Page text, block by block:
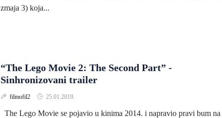
zmaja 3) koja...
“The Lego Movie 2: The Second Part” -
Sinhronizovani trailer
filmofil2 25.01.2019.
The Lego Movie se pojavio u kinima 2014. i napravio pravi bum na